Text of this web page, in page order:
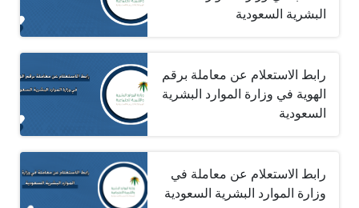
البشرية السعودية
رابط الاستعلام عن معاملة برقم
الهوية في وزارة الموارد البشرية
السعودية
رابط الاستعلام عن معاملة في
وزارة الموارد البشرية السعودية